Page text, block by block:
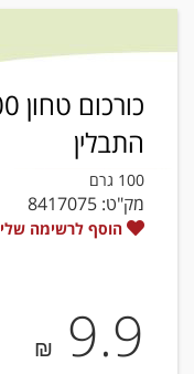
התבלין
100 גרם
מק"ט: 8417075
הוסף לרשימה שלי
9.9
₪